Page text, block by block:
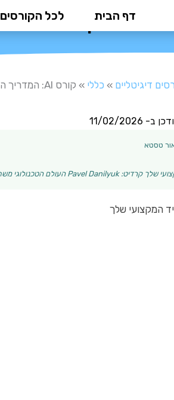
דף הבית לכל הקורסיםקורס AI: המדריך המלא לשליטה בעתיד הטכנולוגי
דיגיטליים » כללי » קורס AI: המדריך המלא לשליטה בעתיד הטכנולוגי
ב- 11/02/2026
טסטא